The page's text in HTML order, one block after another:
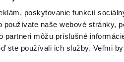
poskytovanie funkcií
používate naše webové stránky,
partneri môžu príslušné
ste používali ich služby. Veľmi